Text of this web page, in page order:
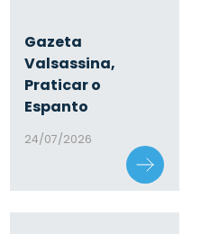
Gazeta
Valsassina,
Praticar o
Espanto
24/07/2026